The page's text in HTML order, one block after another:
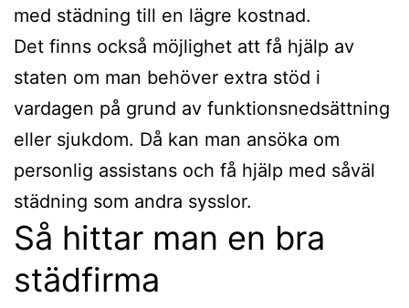
med städning till en lägre kostnad.
Det finns också möjlighet att få hjälp av
staten om man behöver extra stöd i
vardagen på grund av funktionsnedsättning
eller sjukdom. Då kan man ansöka om
personlig assistans och få hjälp med såväl
städning som andra sysslor.
Så hittar man en bra
städfirma